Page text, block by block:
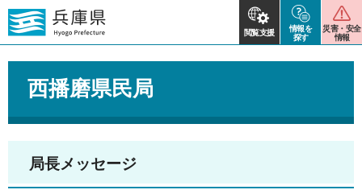
閲覧支援
情報を
探す
災害・安全
情報
西播磨県民局
局長メッセージ